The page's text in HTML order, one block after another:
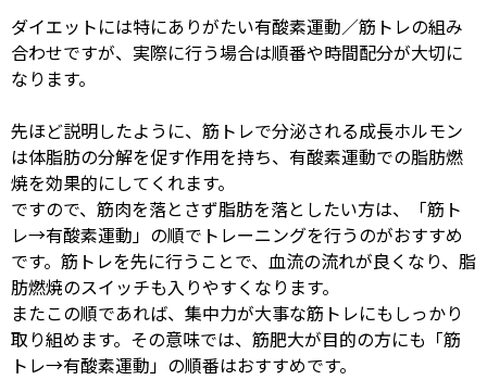
ダイエットには特にありがたい有酸素運動／筋トレの組み
合わせですが、実際に行う場合は順番や時間配分が大切に
なります。
先ほど説明したように、筋トレで分泌される成長ホルモン
は体脂肪の分解を促す作用を持ち、有酸素運動での脂肪燃
焼を効果的にしてくれます。
ですので、筋肉を落とさず脂肪を落としたい方は、「筋ト
レ→有酸素運動」の順でトレーニングを行うのがおすすめ
です。筋トレを先に行うことで、血流の流れが良くなり、脂
肪燃焼のスイッチも入りやすくなります。
またこの順であれば、集中力が大事な筋トレにもしっかり
取り組めます。その意味では、筋肥大が目的の方にも「筋
トレ→有酸素運動」の順番はおすすめです。